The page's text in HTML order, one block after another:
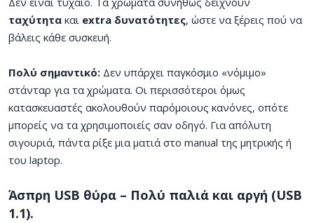
ταχύτητα και extra δυνατότητες, ώστε να ξέρεις πού να
βάλεις κάθε συσκευή.
Πολύ σημαντικό: Δεν υπάρχει παγκόσμιο «νόμιμο»
στάνταρ για τα χρώματα. Οι περισσότεροι όμως
κατασκευαστές ακολουθούν παρόμοιους κανόνες, οπότε
μπορείς να τα χρησιμοποιείς σαν οδηγό. Για απόλυτη
σιγουριά, πάντα ρίξε μια ματιά στο manual της μητρικής ή
του laptop.
Άσπρη USB θύρα – Πολύ παλιά και αργή (USB
1.1).